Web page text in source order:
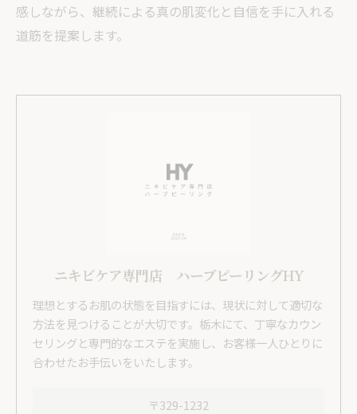
感しながら、継続による真の肌変化と自信を手に入れる
道筋を提案します。
ニキビケア専門店 ハーブピーリングHY
理想とするお肌の状態を目指すには、現状に対して適切な
方法を見つけることが大切です。栃木にて、丁寧なカウン
セリングと専門的なエステを実施し、お客様一人ひとりに
合わせたお手伝いをいたします。
〒329-1232